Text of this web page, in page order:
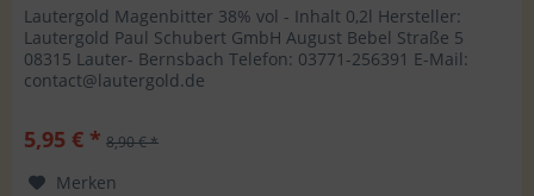
Lautergold Magenbitter 38% vol - Inhalt 0,2l Hersteller:
Lautergold Paul Schubert GmbH August Bebel Straße 5
08315 Lauter- Bernsbach Telefon: 03771-256391 E-Mail:
contact@lautergold.de
5,95 € * 8,90 € *
Merken